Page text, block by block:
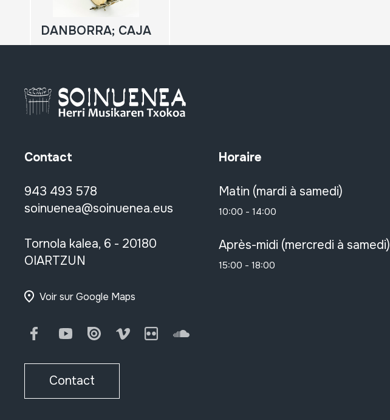
DANBORRA; CAJA
Contact
943 493 578
soinuenea@soinuenea.eus
Tornola kalea, 6 - 20180
OIARTZUN
Voir sur Google Maps
FacebookYoutubeIssuu Vimeo FlickrSoundCloud
Contact
Horaire
Matin (mardi à samedi)
10:00 - 14:00
Après-midi (mercredi à samedi)
15:00 - 18:00